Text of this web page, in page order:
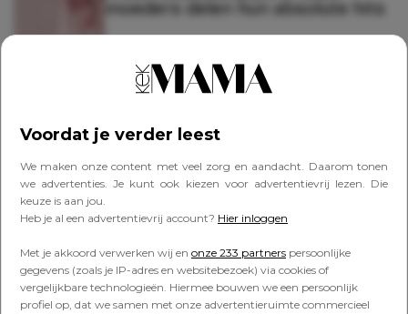
Voordat je verder leest
We maken onze content met veel zorg en aandacht. Daarom tonen
we advertenties. Je kunt ook kiezen voor advertentievrij lezen. Die
keuze is aan jou.
Heb je al een advertentievrij account? Hier inloggen
Met je akkoord verwerken wij en onze 233 partners persoonlijke
gegevens (zoals je IP-adres en websitebezoek) via cookies of
vergelijkbare technologieën. Hiermee bouwen we een persoonlijk
profiel op, dat we samen met onze advertentieruimte commercieel
moeders delen hun absolute hits
MOMBRACING
betekenisvolle alternatief voor
standaard kraamcadeaus
PERSOONLIJK
(kraam)cadeau niet leuk vindt: dít
vinden jullie daarvan